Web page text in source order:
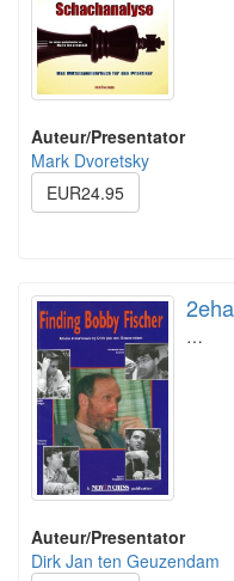
Auteur/Presentator
Mark Dvoretsky
EUR24.95
…
Auteur/Presentator
Dirk Jan ten Geuzendam